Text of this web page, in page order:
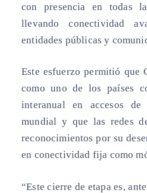
con presencia en todas
llevando conectividad
entidades públicas y
Este esfuerzo permitió que
como uno de los países
interanual en accesos
mundial y que las redes
reconocimientos por su
en conectividad fija como
“Este cierre de etapa es,